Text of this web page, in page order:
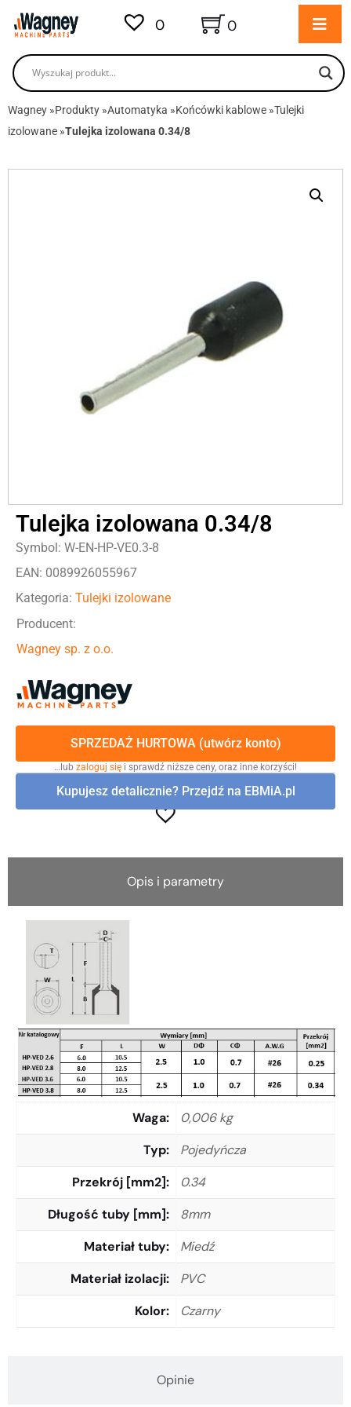
0 0
Wagney »Produkty »Automatyka »Końcówki kablowe »Tulejki
izolowane »Tulejka izolowana 0.34/8
Tulejka izolowana 0.34/8
Symbol: W-EN-HP-VE0.3-8
EAN: 0089926055967
Kategoria: Tulejki izolowane
Producent:
Wagney sp. z o.o.
SPRZEDAŻ HURTOWA (utwórz konto)
…lub zaloguj się i sprawdź niższe ceny, oraz inne korzyści!
Kupujesz detalicznie? Przejdź na EBMiA.pl
Opis i parametry
Opinie
Waga
0,006 kg
Typ
Pojedyńcza
Przekrój [mm2]
0.34
Długość tuby [mm]
8mm
Materiał tuby
Miedź
Materiał izolacji
PVC
Kolor
Czarny